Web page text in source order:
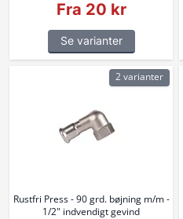
Fra 20 kr
Se varianter
Rustfri Press - 90 grd. bøjning m/m -
1/2" indvendigt gevind
2 varianter